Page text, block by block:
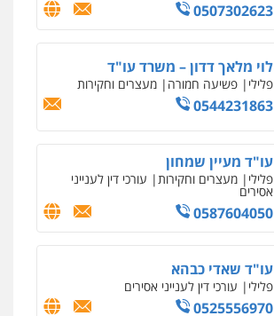
0507302623
לוי מלאך דדון – משרד עו"ד
פלילי פשיעה חמורה מעצרים וחקירות
0544231863
עו"ד מעיין שמחון
פלילי מעצרים וחקירות עורכי דין לענייני
אסירים
0587604050
עו"ד שאדי כבהא
פלילי עורכי דין לענייני אסירים
0525556970